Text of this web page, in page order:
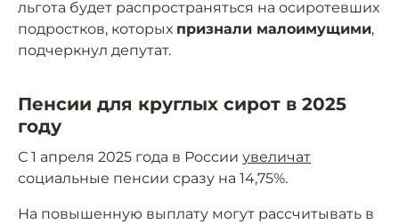
льгота будет распространяться на осиротевших
подростков, которых признали малоимущими,
подчеркнул депутат.
Пенсии для круглых сирот в 2025
году
С 1 апреля 2025 года в России увеличат
социальные пенсии сразу на 14,75%.
На повышенную выплату могут рассчитывать в